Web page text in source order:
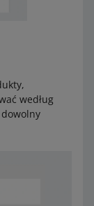
według